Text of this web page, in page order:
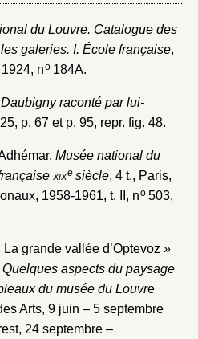
du Louvre. Catalogue des
galeries. I. École française,
no184A.
Daubigny raconté par lui-
p. 67 et p. 95, repr. fig. 48.
Musée national du
xixesiècle, 4 t., Paris,
1958-1961, t. II, no503,
grande vallée d’Optevoz »
Quelques aspects du paysage
du musée du Louvre
Arts, 9 juin – 5 septembre
24 septembre –
Créer un compte
passe ?